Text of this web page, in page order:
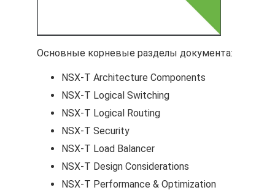
Основные корневые разделы документа:
NSX-T Architecture Components
NSX-T Logical Switching
NSX-T Logical Routing
NSX-T Security
NSX-T Load Balancer
NSX-T Design Considerations
NSX-T Performance & Optimization